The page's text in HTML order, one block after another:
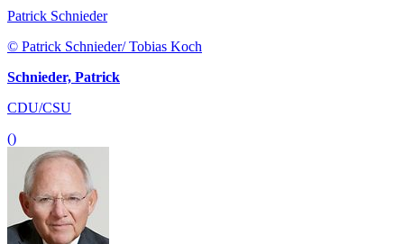
Patrick Schnieder
© Patrick Schnieder/ Tobias Koch
Schnieder, Patrick
CDU/CSU
()